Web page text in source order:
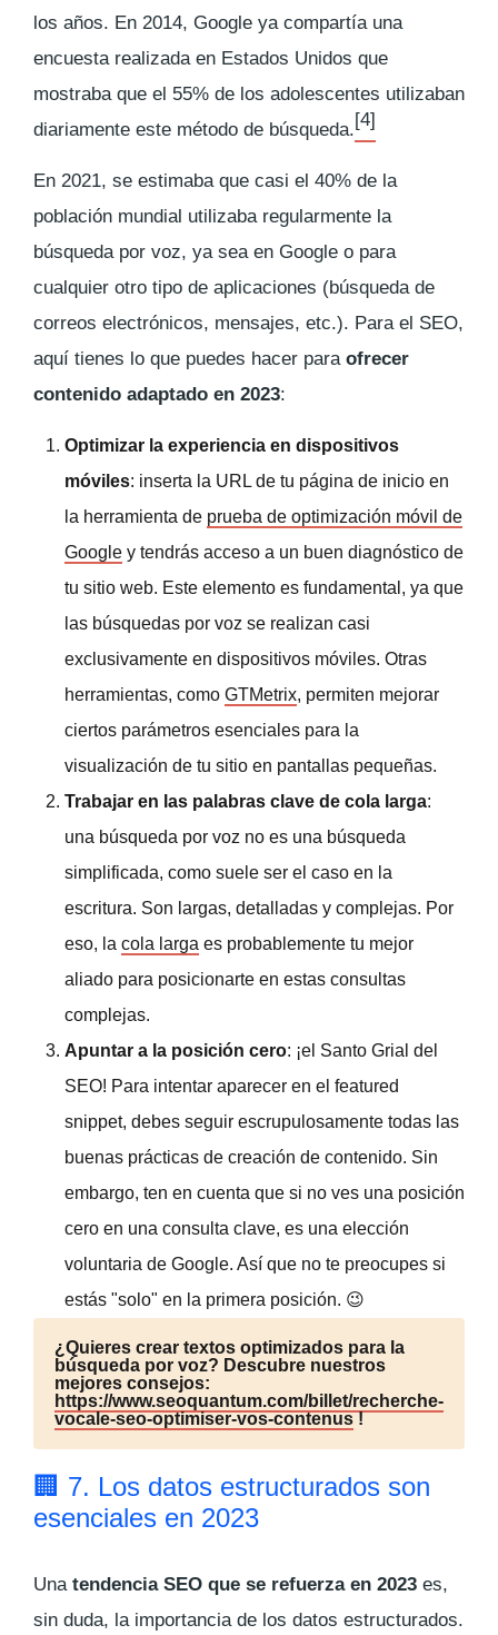
los años. En 2014, Google ya compartía una
encuesta realizada en Estados Unidos que
mostraba que el 55% de los adolescentes utilizaban
diariamente este método de búsqueda.[4]
En 2021, se estimaba que casi el 40% de la
población mundial utilizaba regularmente la
búsqueda por voz, ya sea en Google o para
cualquier otro tipo de aplicaciones (búsqueda de
correos electrónicos, mensajes, etc.). Para el SEO,
aquí tienes lo que puedes hacer para ofrecer
contenido adaptado en 2023:
Optimizar la experiencia en dispositivos
móviles: inserta la URL de tu página de inicio en
la herramienta de prueba de optimización móvil de
Google y tendrás acceso a un buen diagnóstico de
tu sitio web. Este elemento es fundamental, ya que
las búsquedas por voz se realizan casi
exclusivamente en dispositivos móviles. Otras
herramientas, como GTMetrix, permiten mejorar
ciertos parámetros esenciales para la
visualización de tu sitio en pantallas pequeñas.
Trabajar en las palabras clave de cola larga:
una búsqueda por voz no es una búsqueda
simplificada, como suele ser el caso en la
escritura. Son largas, detalladas y complejas. Por
eso, la cola larga es probablemente tu mejor
aliado para posicionarte en estas consultas
complejas.
Apuntar a la posición cero: ¡el Santo Grial del
SEO! Para intentar aparecer en el featured
snippet, debes seguir escrupulosamente todas las
buenas prácticas de creación de contenido. Sin
embargo, ten en cuenta que si no ves una posición
cero en una consulta clave, es una elección
voluntaria de Google. Así que no te preocupes si
estás "solo" en la primera posición. 😉
¿Quieres crear textos optimizados para la
búsqueda por voz? Descubre nuestros
mejores consejos:
https://www.seoquantum.com/billet/recherche-
vocale-seo-optimiser-vos-contenus!
🏢 7. Los datos estructurados son
esenciales en 2023
Una tendencia SEO que se refuerza en 2023 es,
sin duda, la importancia de los datos estructurados.